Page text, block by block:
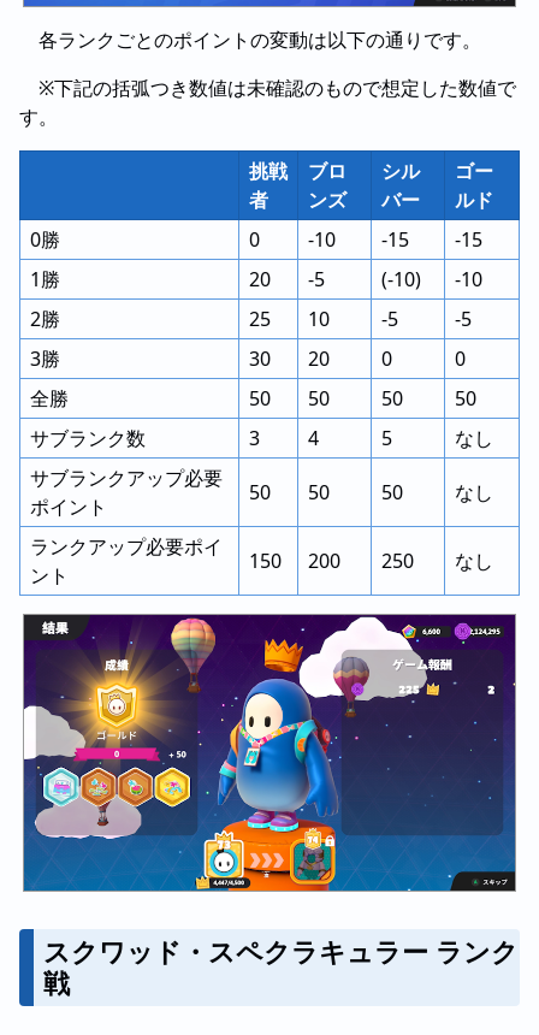
各ランクごとのポイントの変動は以下の通りです。
※下記の括弧つき数値は未確認のもので想定した数値で
す。
挑戦
者
ブロ
ンズ
シル
バー
ゴー
ルド
0勝
0 -10 -15
-15
1勝
20 -5 (-10)
-10
2勝
25 10 -5
-5
3勝
30 20 0
0
全勝
50 50 50
50
サブランク数
3 4 5
なし
サブランクアップ必要
ポイント
50 50 50 なし
ランクアップ必要ポイ
ント
150 200 250 なし
スクワッド・スペクラキュラー ランク
戦